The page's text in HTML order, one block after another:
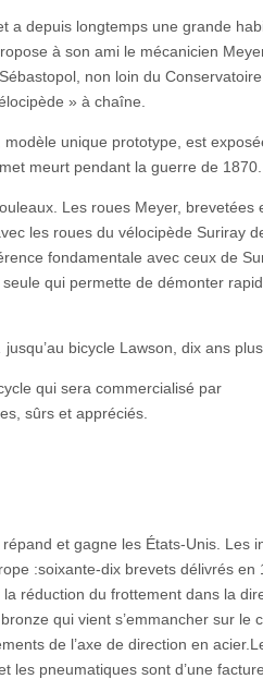
a depuis longtemps une grande
à son ami le mécanicien
non loin du
» à chaîne.
unique prototype, est
meurt pendant la guerre de 1870.
Les roues Meyer, brevetées
les roues du vélocipède Suriray
fondamentale avec ceux de
qui permette de démonter
bicycle Lawson, dix ans plus
qui sera commercialisé par
sûrs et appréciés.
et gagne les États-Unis. Les
:soixante-dix brevets délivrés en
réduction du frottement dans la
qui vient s’emmancher sur le
de l’axe de direction en
les pneumatiques sont d’une